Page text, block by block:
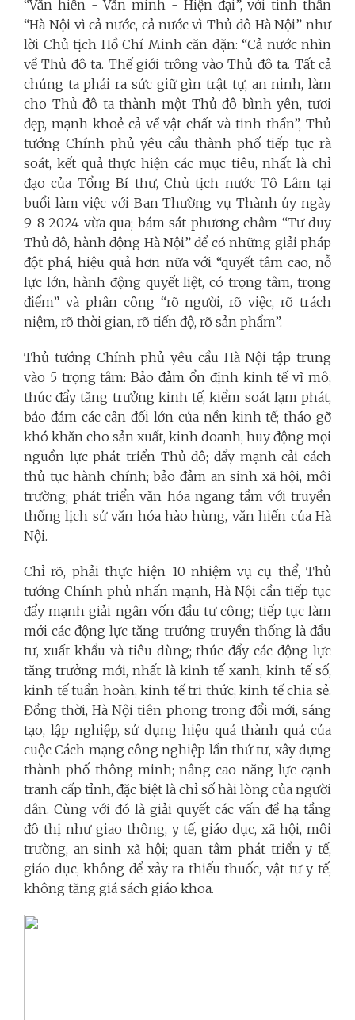
“Văn hiến - Văn minh - Hiện đại”, với tinh thần
“Hà Nội vì cả nước, cả nước vì Thủ đô Hà Nội” như
lời Chủ tịch Hồ Chí Minh căn dặn: “Cả nước nhìn
về Thủ đô ta. Thế giới trông vào Thủ đô ta. Tất cả
chúng ta phải ra sức giữ gìn trật tự, an ninh, làm
cho Thủ đô ta thành một Thủ đô bình yên, tươi
đẹp, mạnh khoẻ cả về vật chất và tinh thần”, Thủ
tướng Chính phủ yêu cầu thành phố tiếp tục rà
soát, kết quả thực hiện các mục tiêu, nhất là chỉ
đạo của Tổng Bí thư, Chủ tịch nước Tô Lâm tại
buổi làm việc với Ban Thường vụ Thành ủy ngày
9-8-2024 vừa qua; bám sát phương châm “Tư duy
Thủ đô, hành động Hà Nội” để có những giải pháp
đột phá, hiệu quả hơn nữa với “quyết tâm cao, nỗ
lực lớn, hành động quyết liệt, có trọng tâm, trọng
điểm” và phân công “rõ người, rõ việc, rõ trách
niệm, rõ thời gian, rõ tiến độ, rõ sản phẩm”.
Thủ tướng Chính phủ yêu cầu Hà Nội tập trung
vào 5 trọng tâm: Bảo đảm ổn định kinh tế vĩ mô,
thúc đẩy tăng trưởng kinh tế, kiểm soát lạm phát,
bảo đảm các cân đối lớn của nền kinh tế; tháo gỡ
khó khăn cho sản xuất, kinh doanh, huy động mọi
nguồn lực phát triển Thủ đô; đẩy mạnh cải cách
thủ tục hành chính; bảo đảm an sinh xã hội, môi
trường; phát triển văn hóa ngang tầm với truyền
thống lịch sử văn hóa hào hùng, văn hiến của Hà
Nội.
Chỉ rõ, phải thực hiện 10 nhiệm vụ cụ thể, Thủ
tướng Chính phủ nhấn mạnh, Hà Nội cần tiếp tục
đẩy mạnh giải ngân vốn đầu tư công; tiếp tục làm
mới các động lực tăng trưởng truyền thống là đầu
tư, xuất khẩu và tiêu dùng; thúc đẩy các động lực
tăng trưởng mới, nhất là kinh tế xanh, kinh tế số,
kinh tế tuần hoàn, kinh tế tri thức, kinh tế chia sẻ.
Đồng thời, Hà Nội tiên phong trong đổi mới, sáng
tạo, lập nghiệp, sử dụng hiệu quả thành quả của
cuộc Cách mạng công nghiệp lần thứ tư, xây dựng
thành phố thông minh; nâng cao năng lực cạnh
tranh cấp tỉnh, đặc biệt là chỉ số hài lòng của người
dân. Cùng với đó là giải quyết các vấn đề hạ tầng
đô thị như giao thông, y tế, giáo dục, xã hội, môi
trường, an sinh xã hội; quan tâm phát triển y tế,
giáo dục, không để xảy ra thiếu thuốc, vật tư y tế,
không tăng giá sách giáo khoa.